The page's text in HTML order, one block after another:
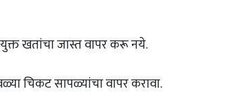
खतांचा जास्त वापर करू नये.
चिकट सापळ्यांचा वापर करावा.